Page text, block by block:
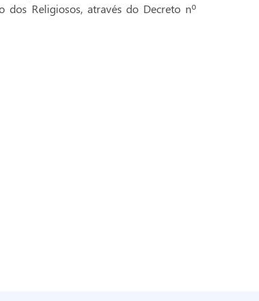
dos Religiosos, através do Decreto nº